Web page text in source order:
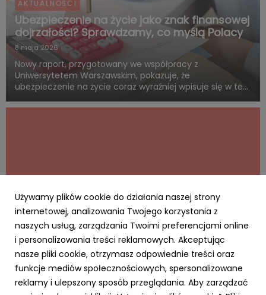
AKTUALNOŚCI
Ubezpieczenie na życie jako znak finansowej
dojrzałości? Sprawdzamy, co myślą Polacy
8 maja 2026
Nowy raport, przygotowany we współpracy z
Uniwersytetem Warszawskim, pokazuje, że
ubezpieczenie na życie coraz wyraźniej wpisuje się w ten
odpowiedzialność i rozsądne planowanie przyszłości.
AKTUALNOŚCI
Cyfrowy Biznes się opłaca – rusza
kampania MRiT i NASK dla MŚP. Za realizację
odpowiada RO
Używamy plików cookie do działania naszej strony
internetowej, analizowania Twojego korzystania z
naszych usług, zarządzania Twoimi preferencjami online
i personalizowania treści reklamowych. Akceptując
nasze pliki cookie, otrzymasz odpowiednie treści oraz
funkcje mediów społecznościowych, spersonalizowane
reklamy i ulepszony sposób przeglądania. Aby zarządzać